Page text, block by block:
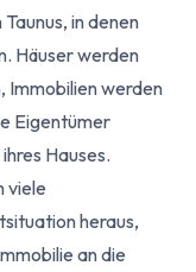
in denen
Häuser werden
Immobilien werden
Eigentümer
Hauses.
viele
heraus,
an die